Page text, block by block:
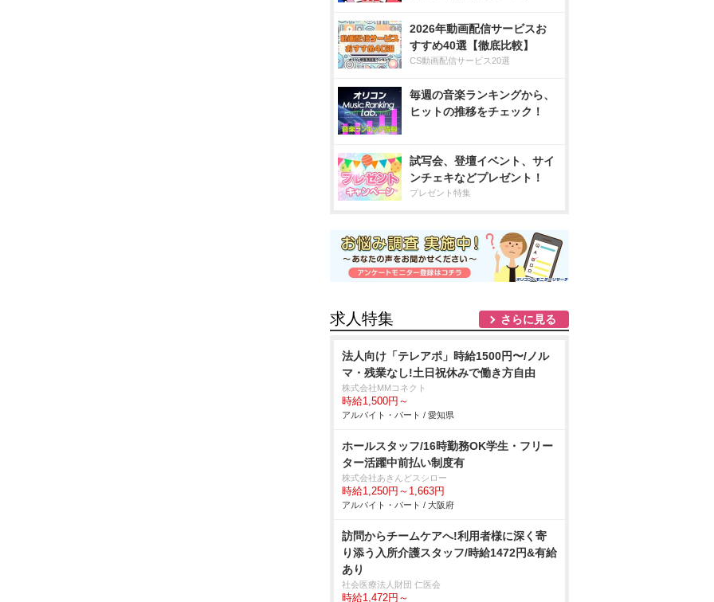
2026年動画配信サービスお
すすめ40選【徹底比較】
CS動画配信サービス20選
毎週の音楽ランキングから、
ヒットの推移をチェック！
試写会、登壇イベント、サイ
ンチェキなどプレゼント！
プレゼント特集
求人特集 さらに見る
法人向け「テレアポ」時給1500円〜/ノル
マ・残業なし!土日祝休みで働き方自由
株式会社MMコネクト
時給1,500円～
アルバイト・パート / 愛知県
ホールスタッフ/16時勤務OK学生・フリー
ター活躍中前払い制度有
株式会社あきんどスシロー
時給1,250円～1,663円
アルバイト・パート / 大阪府
訪問からチームケアへ!利用者様に深く寄
り添う入所介護スタッフ/時給1472円&有給
あり
社会医療法人財団 仁医会
時給1,472円～